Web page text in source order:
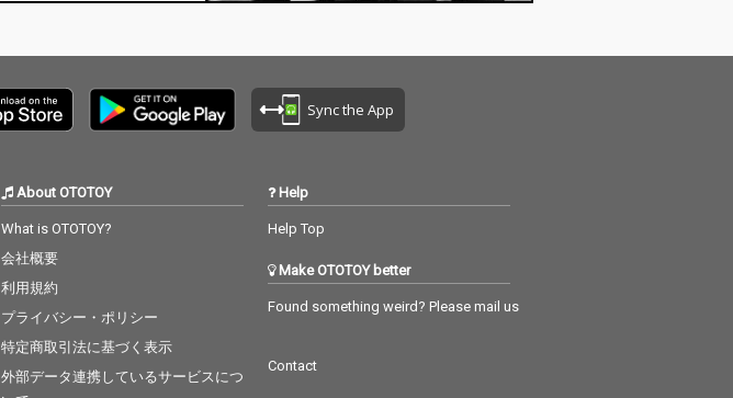
Sync the App
About OTOTOY
What is OTOTOY?
会社概要
利用規約
プライバシー・ポリシー
特定商取引法に基づく表示
外部データ連携しているサービスにつ
Help
Help Top
Make OTOTOY better
Found something weird? Please mail us
Contact